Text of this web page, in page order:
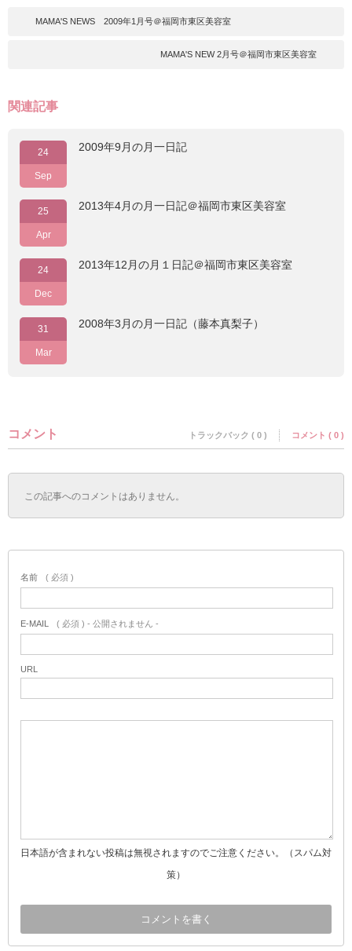
MAMA'S NEWS 2009年1月号＠福岡市東区美容室
MAMA'S NEW 2月号＠福岡市東区美容室
関連記事
24
Sep
2009年9月の月一日記
25
Apr
2013年4月の月一日記＠福岡市東区美容室
24
Dec
2013年12月の月１日記＠福岡市東区美容室
31
Mar
2008年3月の月一日記（藤本真梨子）
コメント トラックバック ( 0 ) コメント ( 0 )
この記事へのコメントはありません。
名前 ( 必須 )
E-MAIL ( 必須 ) - 公開されません -
URL
日本語が含まれない投稿は無視されますのでご注意ください。（スパム対
策）